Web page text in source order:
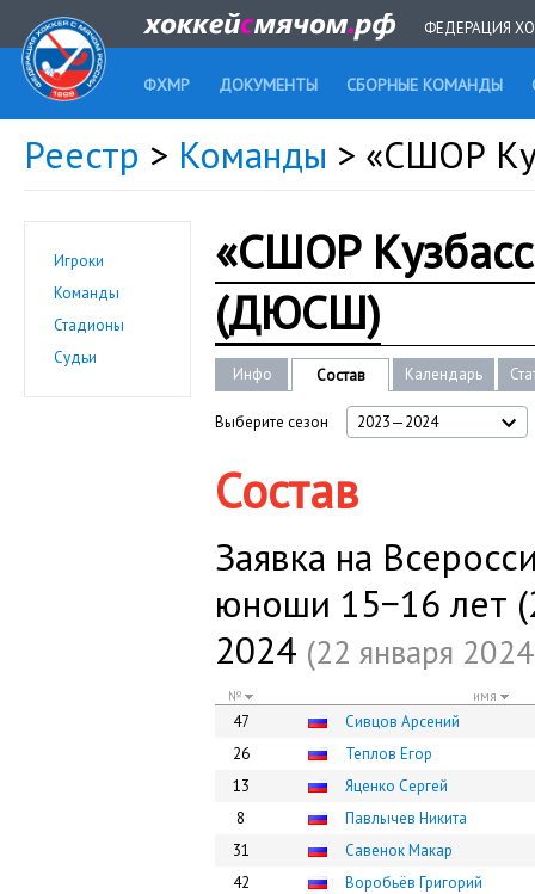
ФЕДЕРАЦИЯ
ФХМР ДОКУМЕНТЫ СБОРНЫЕ КОМАНДЫ
Реестр > Команды > «СШОР
Игроки
Команды
Стадионы
Судьи
«СШОР
(ДЮСШ)
Инфо Состав Календарь
Выберите сезон 2023—2024
Состав
Заявка на
юноши 15−16 лет
2024 (22 января
№ имя
47
Сивцов Арсений
26
Теплов Егор
13
Яценко Сергей
8
Павлычев Никита
31
Савенок Макар
42
Воробьёв Григорий